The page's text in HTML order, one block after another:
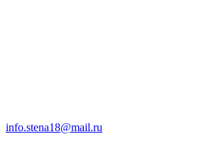
info.stena18@mail.ru